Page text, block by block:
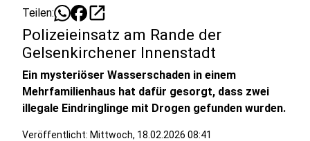
Teilen: open_in_new
Polizeieinsatz am Rande der
Gelsenkirchener Innenstadt
Ein mysteriöser Wasserschaden in einem
Mehrfamilienhaus hat dafür gesorgt, dass zwei
illegale Eindringlinge mit Drogen gefunden wurden.
Veröffentlicht: Mittwoch, 18.02.2026 08:41